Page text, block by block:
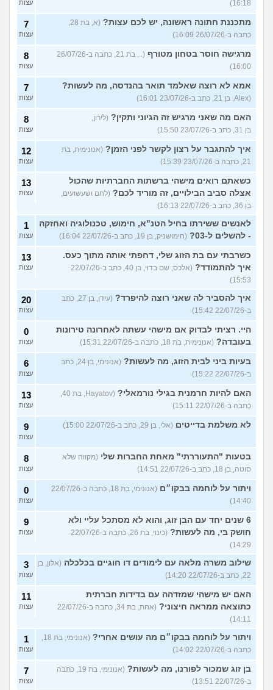
16:18) עצות
מתכננת חתונה ראשונה, יש לכם עצות?
(א, בת 28,
כתבה ב-26/07/26 16:09)
7
עצות
מרגישה חוסר בטחון מטורף
(.., בת 21, כתבה ב-26/07/26
16:00)
8
עצות
אמא לא רוצה שאלמד תואר בהנדסה, מה לעשות?
(Alex, בן 21, כתב ב-23/07/26 16:01)
7
עצות
האם מה שאני מרגיש זה הגיוני ותקין? (לירון,
בן 31, כתב ב-23/07/26 15:50)
8
עצות
איך להתגבר על רצון לקשר לפני הזמן? (אנונימית, בת
21, כתבה ב-23/07/26 15:39)
12
עצות
כשאתם רואים מישהי ברשתות החברתיות שהכול
אצלה סביב הבילויים, זה מוריד לכם? (לחם ושעשועים,
בן 36, כתב ב-22/07/26 16:13)
13
עצות
לאנשים ששירתו בחיל הטנ"א, חימוש, טכנולוגיה ואחזקה
- להשלים ל-03?
(חימושניק, בן 19, כתב ב-22/07/26 16:04)
1
עצות
כשרבתי עם בת הזוג שלי, דחפתי אותה מתוך כעס.
איך להתמודד?
(אלכס, שם בדוי, בן 40, כתב ב-22/07/26
15:53)
13
עצות
איך להסביר לה שאני רוצה להיפרד?
(עידן, בן 27, כתב
ב-22/07/26 15:42)
20
עצות
היי. רציתי לבדוק אם מישהי עשתה לאחרונה טירונות
בעובדה? (אנונימית, בת 18, כתבה ב-22/07/26 15:31)
0
עצות
בעיות ביני לבית הזוג, מה לעשות?
(אנונימי, בן 24, כתב
ב-22/07/26 15:22)
6
עצות
האם להיות חרמנית בגילי נורמאלי?
(Hayatov, בת 40,
כתבה ב-22/07/26 15:11)
13
עצות
לא משלמת בדייטים (אלי, בן 29, כתב ב-22/07/26 15:00) 9
עצות
בטעות "התעוררתי" מאחת החברות שלי (מקווה שלא
סוטה, בן 18, כתב ב-22/07/26 14:51)
8
עצות
ויתור על לוחמה בבקו״ם
(אנונימי, בת 18, כתבה ב-22/07/26
14:40)
0
עצות
6 שנים יחד עם הבן זוג, והוא לא מסתכל עליי ולא
חושק בי, מה לעשות?
(כינוי, בת 26, כתבה ב-22/07/26
14:29)
9
עצות
שילוב משרה מלאה עם לימודים דו חוגיים בכלכלה (אלון, בן
22, כתב ב-22/07/26 14:20)
3
עצות
האם יש מישהי שמזדהה עם בדידות חברתית
כתוצאה ממראה חיצוני?
(אחת, בת 34, כתבה ב-22/07/26
14:11)
11
עצות
ויתור על לוחמה בבקו״ם מה עושים אחרי?
(אנונימי, בת 18,
כתבה ב-22/07/26 14:02)
1
עצות
בן זוג שמכור לפורנו, מה לעשות?
(אנונימי, בת 19, כתבה
ב-22/07/26 13:51)
7
עצות